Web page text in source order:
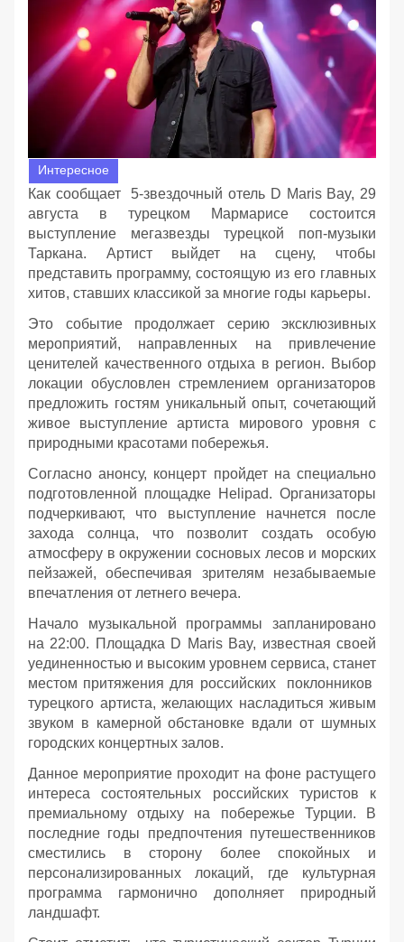
Интересное
Как сообщает 5-звездочный отель D Maris Bay, 29
августа в турецком Мармарисе состоится
выступление мегазвезды турецкой поп-музыки
Таркана. Артист выйдет на сцену, чтобы
представить программу, состоящую из его главных
хитов, ставших классикой за многие годы карьеры.
Это событие продолжает серию эксклюзивных
мероприятий, направленных на привлечение
ценителей качественного отдыха в регион. Выбор
локации обусловлен стремлением организаторов
предложить гостям уникальный опыт, сочетающий
живое выступление артиста мирового уровня с
природными красотами побережья.
Согласно анонсу, концерт пройдет на специально
подготовленной площадке Helipad. Организаторы
подчеркивают, что выступление начнется после
захода солнца, что позволит создать особую
атмосферу в окружении сосновых лесов и морских
пейзажей, обеспечивая зрителям незабываемые
впечатления от летнего вечера.
Начало музыкальной программы запланировано
на 22:00. Площадка D Maris Bay, известная своей
уединенностью и высоким уровнем сервиса, станет
местом притяжения для российских поклонников
турецкого артиста, желающих насладиться живым
звуком в камерной обстановке вдали от шумных
городских концертных залов.
Данное мероприятие проходит на фоне растущего
интереса состоятельных российских туристов к
премиальному отдыху на побережье Турции. В
последние годы предпочтения путешественников
сместились в сторону более спокойных и
персонализированных локаций, где культурная
программа гармонично дополняет природный
ландшафт.